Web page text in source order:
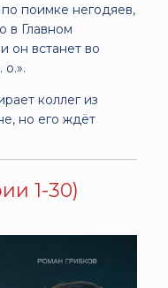
поимке негодяев,
в Главном
он встанет во
о.».
коллег из
но его ждёт
1-30)